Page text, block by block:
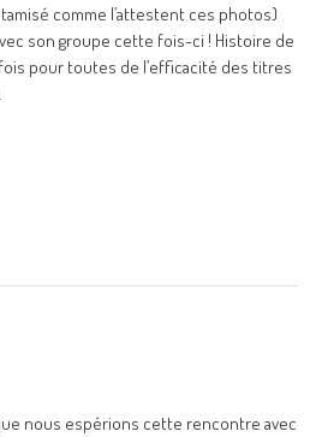
comme l’attestent ces photos)
son groupe cette fois-ci ! Histoire de
pour toutes de l’efficacité des titres
nous espérions cette rencontre avec